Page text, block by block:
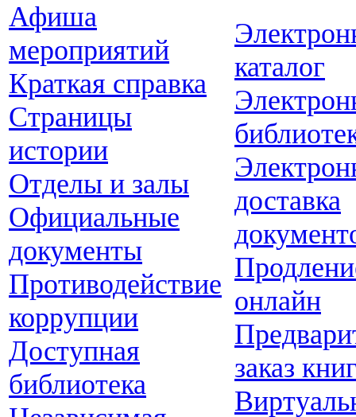
Афиша
мероприятий
Краткая справка
Страницы
истории
Отделы и залы
Официальные
документы
Противодействие
коррупции
Доступная
библиотека
каталог
доставка
онлайн
заказ